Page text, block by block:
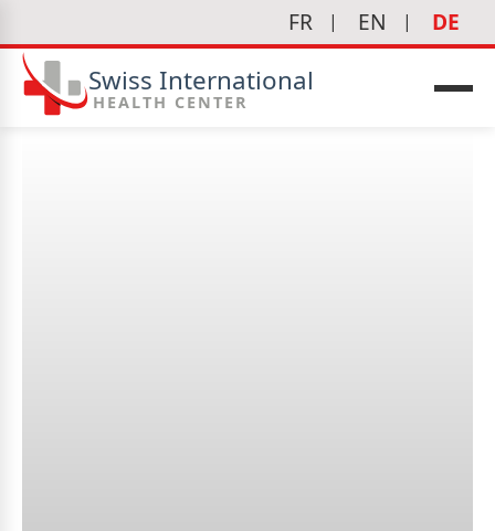
FR EN DE
Swiss International
HEALTH CENTER